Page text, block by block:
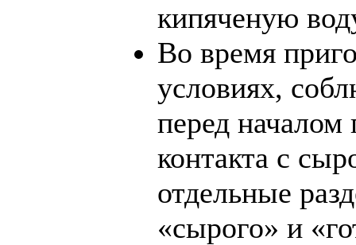
кипяченую
Во время
условиях,
перед
контакта с
отдельные
«сырого» и